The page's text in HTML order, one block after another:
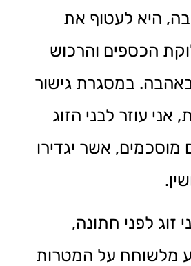
היא לעטוף את
הכספים והרכוש
במסגרת גישור
אני עוזר לבני הזוג
מוסכמים, אשר יגדירו
זוג לפני חתונה,
מלשוחח על המטרות